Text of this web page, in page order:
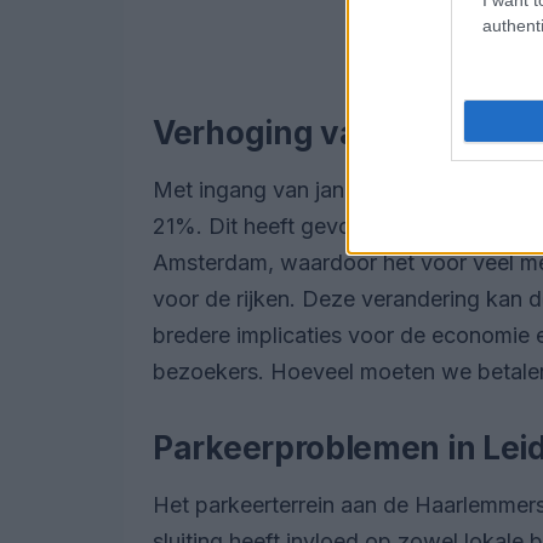
Verhoging van de BTW
Met ingang van januari wordt de BTW
21%. Dit heeft gevolgen voor de
Amsterdam, waardoor het voor veel
voor de rijken. Deze verandering kan
bredere implicaties voor de
bezoekers. Hoeveel moeten we
Parkeerproblemen in
Het parkeerterrein aan de